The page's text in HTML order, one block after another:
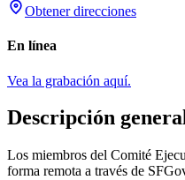
Obtener direcciones
En línea
Vea la grabación aquí.
Descripción
Los miembros del Comité
forma remota a través de